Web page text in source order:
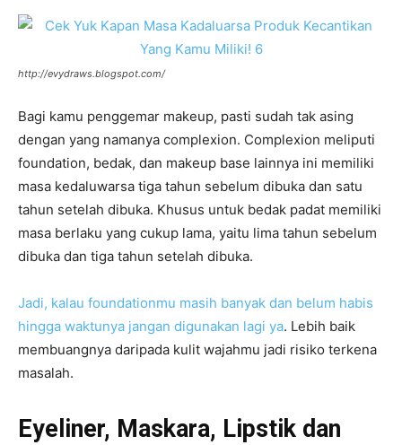
http://evydraws.blogspot.com/
Bagi kamu penggemar makeup, pasti sudah tak asing
dengan yang namanya complexion. Complexion meliputi
foundation, bedak, dan makeup base lainnya ini memiliki
masa kedaluwarsa tiga tahun sebelum dibuka dan satu
tahun setelah dibuka. Khusus untuk bedak padat memiliki
masa berlaku yang cukup lama, yaitu lima tahun sebelum
dibuka dan tiga tahun setelah dibuka.
Jadi, kalau foundationmu masih banyak dan belum habis
hingga waktunya jangan digunakan lagi ya. Lebih baik
membuangnya daripada kulit wajahmu jadi risiko terkena
masalah.
Eyeliner, Maskara, Lipstik dan